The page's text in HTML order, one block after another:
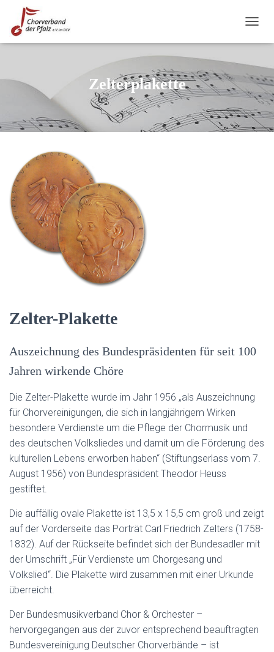
A
I
G
T
I
O
Zelterplakette
Zelter-Plakette
Auszeichnung des Bundespräsidenten für seit 100
Jahren wirkende Chöre
Die Zelter-Plakette wurde im Jahr 1956 „als Auszeichnung
für Chorvereinigungen, die sich in langjährigem Wirken
besondere Verdienste um die Pflege der Chormusik und
des deutschen Volksliedes und damit um die Förderung des
kulturellen Lebens erworben haben“ (Stiftungserlass vom 7.
August 1956) von Bundespräsident Theodor Heuss
gestiftet.
Die auffällig ovale Plakette ist 13,5 x 15,5 cm groß und zeigt
auf der Vorderseite das Porträt Carl Friedrich Zelters (1758-
1832). Auf der Rückseite befindet sich der Bundesadler mit
der Umschrift „Für Verdienste um Chorgesang und
Volkslied“. Die Plakette wird zusammen mit einer Urkunde
überreicht.
Der Bundesmusikverband Chor & Orchester –
hervorgegangen aus der zuvor entsprechend beauftragten
Bundesvereinigung Deutscher Chorverbände – ist